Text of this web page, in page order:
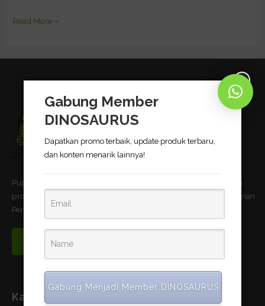
Read More »
Pupuk Bio-Organik DINOSAURUS terbukti dapat meningkatkan
produktivitas pertanian dan telah memnuhi standar uji Kementerian
Pertanian Republik Indonesia.
Read More
Kantor Pusat
Gabung Member
DINOSAURUS
Dapatkan promo terbaik, update produk terbaru,
dan konten menarik lainnya!
Gabung Menjadi Member DINOSAURUS